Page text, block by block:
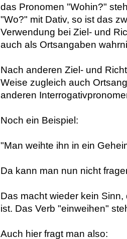
das Pronomen "Wohin?"
"Wo?" mit Dativ, so ist das
Verwendung bei Ziel- und
auch als Ortsangaben
Nach anderen Ziel- und
Weise zugleich auch
anderen
Noch ein Beispiel:
"Man weihte ihn in ein
Da kann man nun nicht
Das macht wieder kein
ist. Das Verb "einweihen"
Auch hier fragt man also: